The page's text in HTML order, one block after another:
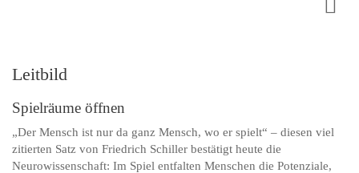
Leitbild
Spielräume öffnen
„Der Mensch ist nur da ganz Mensch, wo er spielt“ – diesen viel
zitierten Satz von Friedrich Schiller bestätigt heute die
Neurowissenschaft: Im Spiel entfalten Menschen die Potenziale,